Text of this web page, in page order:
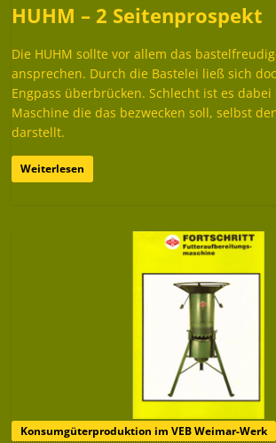
HUHM – 2 Seitenprospekt
Die HUHM sollte vor allem das
ansprechen. Durch die Bastelei ließ sich
Engpass überbrücken. Schlecht ist es
Maschine die das bezwecken soll, selbst
darstellt.
Weiterlesen
Konsumgüterproduktion im VEB Weimar-Werk